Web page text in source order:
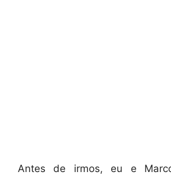
Antes de irmos, eu e